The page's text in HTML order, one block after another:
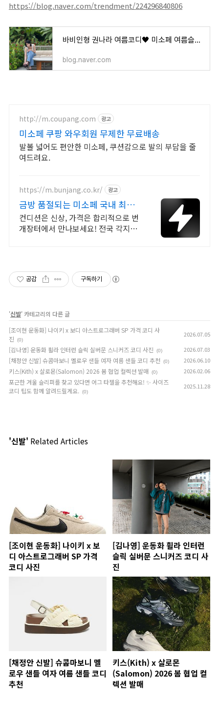
https://blog.naver.com/trendment/224296840806
바비인형 권나라 여름코디🖤 미소페 여름슬리퍼 추천 사이즈 @misope
blog.naver.com
http://m.coupang.com 광고
미소페 쿠팡 와우회원 무제한 무료배송
발볼 넓어도 편안한 미소페, 쿠션감으로 발의 부담을 줄
여드려요.
https://m.bunjang.co.kr/ 광고
금방 품절되는 미소페 국내 최대
브랜드 중고거래
컨디션은 신상, 가격은 합리적으로 번
개장터에서 만나보세요! 전국 각지에
공감 구독하기
'신발' 카테고리의 다른 글
[조이현 운동화] 나이키 x 보디 아스트로그래버 SP 가격 코디 사
진
(0)
2026.07.05
[김나영] 운동화 휠라 인터런 슬릭 실버문 스니커즈 코디 사진 (0) 2026.07.03
[채정안 신발] 슈콤마보니 멜로우 샌들 여자 여름 샌들 코디 추천 (0) 2026.06.10
키스(Kith) x 살로몬(Salomon) 2026 봄 협업 컬렉션 발매 (0) 2026.02.06
포근한 겨울 슬리퍼를 찾고 있다면 어그 타젤을 추천해요! ✨ 사이즈
코디 팁도 함께 알려드릴게요.
(0)
2025.11.28
'신발' Related Articles
[조이현 운동화] 나이키 x 보
디 아스트로그래버 SP 가격
코디 사진
[김나영] 운동화 휠라 인터런
슬릭 실버문 스니커즈 코디 사
진
[채정안 신발] 슈콤마보니 멜
로우 샌들 여자 여름 샌들 코디
추천
키스(Kith) x 살로몬
(Salomon) 2026 봄 협업 컬
렉션 발매